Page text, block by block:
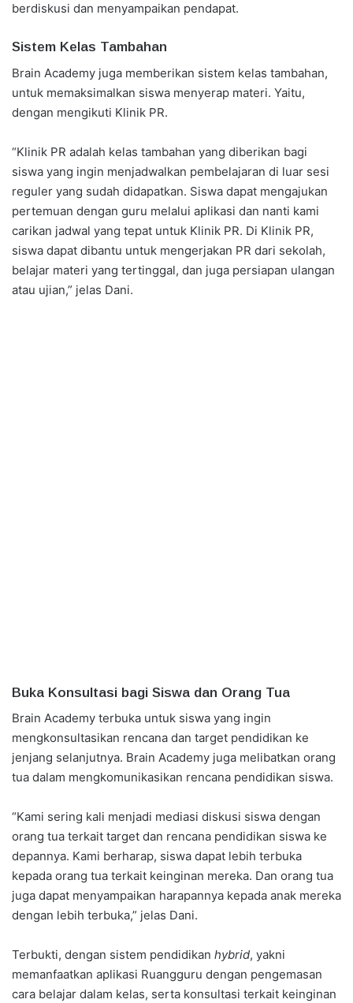
berdiskusi dan menyampaikan pendapat.
Sistem Kelas Tambahan
Brain Academy juga memberikan sistem kelas tambahan,
untuk memaksimalkan siswa menyerap materi. Yaitu,
dengan mengikuti Klinik PR.
“Klinik PR adalah kelas tambahan yang diberikan bagi
siswa yang ingin menjadwalkan pembelajaran di luar sesi
reguler yang sudah didapatkan. Siswa dapat mengajukan
pertemuan dengan guru melalui aplikasi dan nanti kami
carikan jadwal yang tepat untuk Klinik PR. Di Klinik PR,
siswa dapat dibantu untuk mengerjakan PR dari sekolah,
belajar materi yang tertinggal, dan juga persiapan ulangan
atau ujian,” jelas Dani.
Buka Konsultasi bagi Siswa dan Orang Tua
Brain Academy terbuka untuk siswa yang ingin
mengkonsultasikan rencana dan target pendidikan ke
jenjang selanjutnya. Brain Academy juga melibatkan orang
tua dalam mengkomunikasikan rencana pendidikan siswa.
“Kami sering kali menjadi mediasi diskusi siswa dengan
orang tua terkait target dan rencana pendidikan siswa ke
depannya. Kami berharap, siswa dapat lebih terbuka
kepada orang tua terkait keinginan mereka. Dan orang tua
juga dapat menyampaikan harapannya kepada anak mereka
dengan lebih terbuka,” jelas Dani.
Terbukti, dengan sistem pendidikan hybrid, yakni
memanfaatkan aplikasi Ruangguru dengan pengemasan
cara belajar dalam kelas, serta konsultasi terkait keinginan